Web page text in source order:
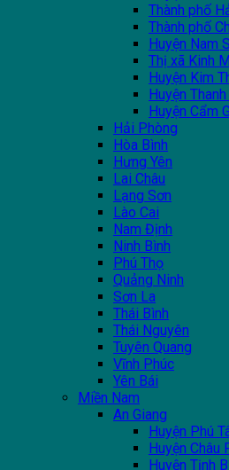
Thành phố
Thành phố
Huyện Nam
Thị xã Kinh
Huyện Kim
Huyện
Huyện Cẩm
Hải Phòng
Hòa Bình
Hưng Yên
Lai Châu
Lạng Sơn
Lào Cai
Nam Định
Ninh Bình
Phú Thọ
Quảng Ninh
Sơn La
Thái Bình
Thái Nguyên
Tuyên Quang
Vĩnh Phúc
Yên Bái
Miền Nam
An Giang
Huyện Phú
Huyện Châu
Huyện Tịnh